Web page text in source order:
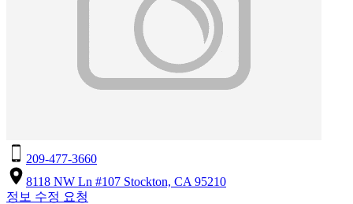
209-477-3660
8118 NW Ln #107 Stockton, CA 95210
정보 수정 요청